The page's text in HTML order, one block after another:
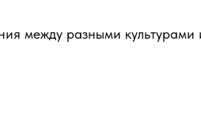
между разными